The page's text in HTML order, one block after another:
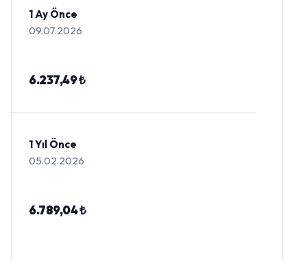
1 Ay Önce
09.07.2026
6.237,49 ₺
1 Yıl Önce
05.02.2026
6.789,04 ₺